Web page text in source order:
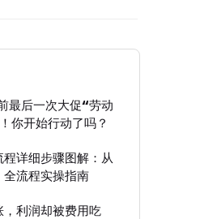
最后一次大促“劳动
你开始行动了吗？
程详细步骤图解：从
流程实操指南
，利润却被费用吃